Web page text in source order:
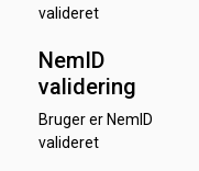
valideret
NemID
validering
Bruger er NemID
valideret